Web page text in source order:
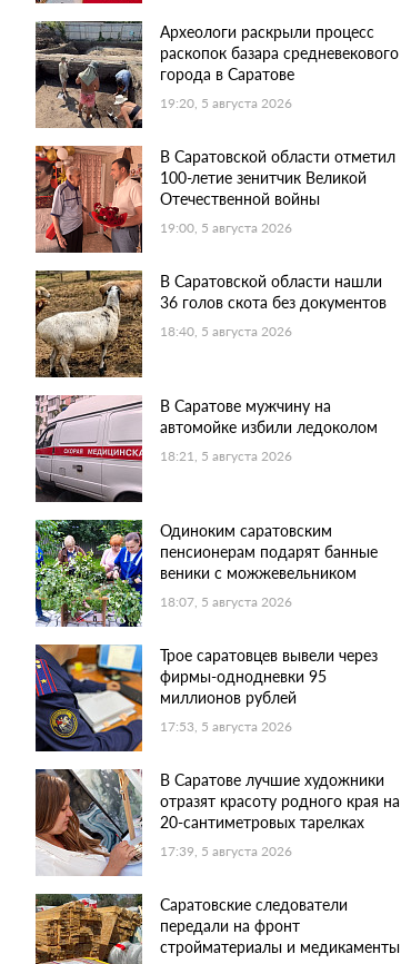
Археологи раскрыли процесс
раскопок базара средневекового
города в Саратове
19:20, 5 августа 2026
В Саратовской области отметил
100-летие зенитчик Великой
Отечественной войны
19:00, 5 августа 2026
В Саратовской области нашли
36 голов скота без документов
18:40, 5 августа 2026
В Саратове мужчину на
автомойке избили ледоколом
18:21, 5 августа 2026
Одиноким саратовским
пенсионерам подарят банные
веники с можжевельником
18:07, 5 августа 2026
Трое саратовцев вывели через
фирмы-однодневки 95
миллионов рублей
17:53, 5 августа 2026
В Саратове лучшие художники
отразят красоту родного края на
20-сантиметровых тарелках
17:39, 5 августа 2026
Саратовские следователи
передали на фронт
стройматериалы и медикаменты